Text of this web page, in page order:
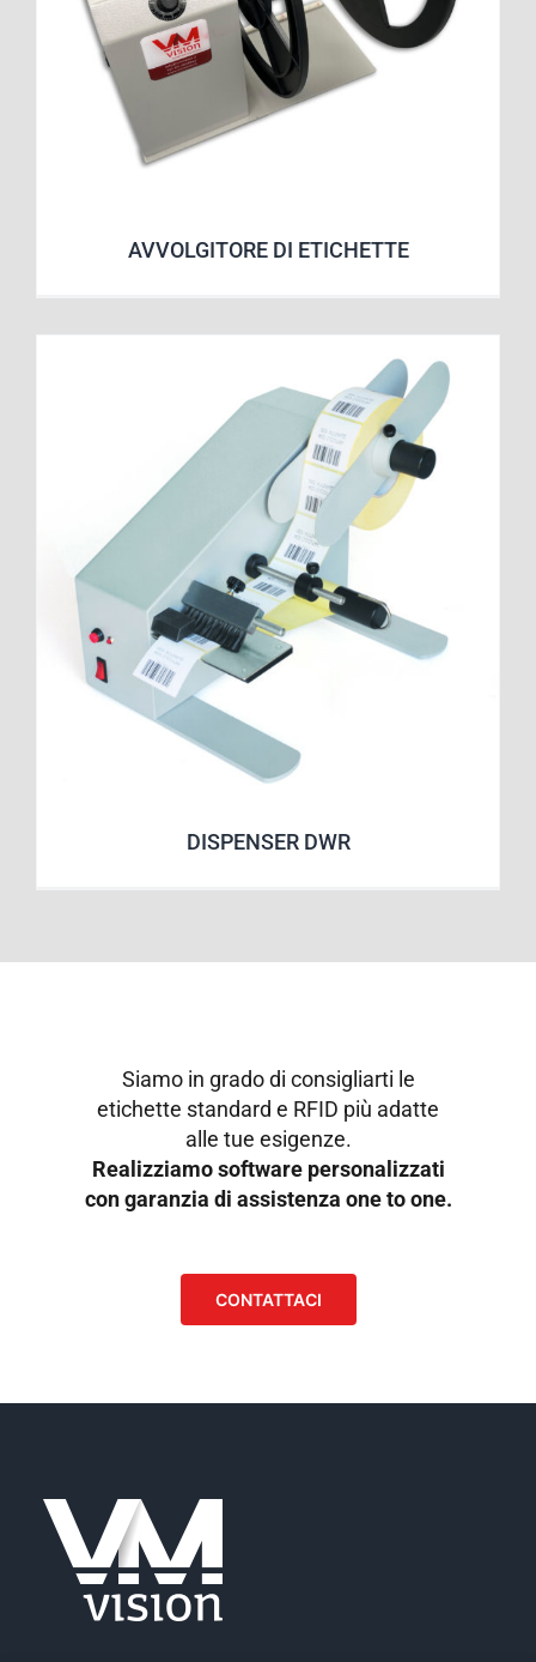
AVVOLGITORE DI ETICHETTE
DISPENSER DWR
Siamo in grado di consigliarti le
etichette standard e RFID più adatte
alle tue esigenze.
Realizziamo software personalizzati
con garanzia di assistenza one to one.
CONTATTACI